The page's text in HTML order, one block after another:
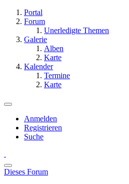
Portal
Forum
Unerledigte Themen
Galerie
Alben
Karte
Kalender
Termine
Karte
Anmelden
Registrieren
Suche
Dieses Forum